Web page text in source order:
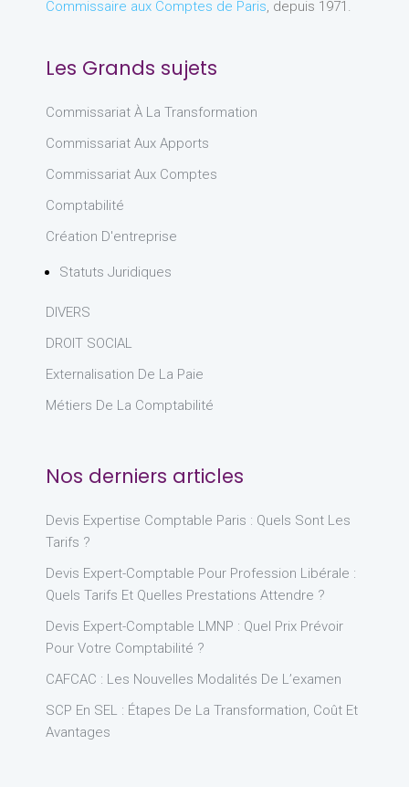
Commissaire aux Comptes de Paris , depuis 1971.
Les Grands sujets
Commissariat À La Transformation
Commissariat Aux Apports
Commissariat Aux Comptes
Comptabilité
Création D'entreprise
Statuts Juridiques
DIVERS
DROIT SOCIAL
Externalisation De La Paie
Métiers De La Comptabilité
Nos derniers articles
Devis Expertise Comptable Paris : Quels Sont Les
Tarifs ?
Devis Expert-Comptable Pour Profession Libérale :
Quels Tarifs Et Quelles Prestations Attendre ?
Devis Expert-Comptable LMNP : Quel Prix Prévoir
Pour Votre Comptabilité ?
CAFCAC : Les Nouvelles Modalités De L’examen
SCP En SEL : Étapes De La Transformation, Coût Et
Avantages